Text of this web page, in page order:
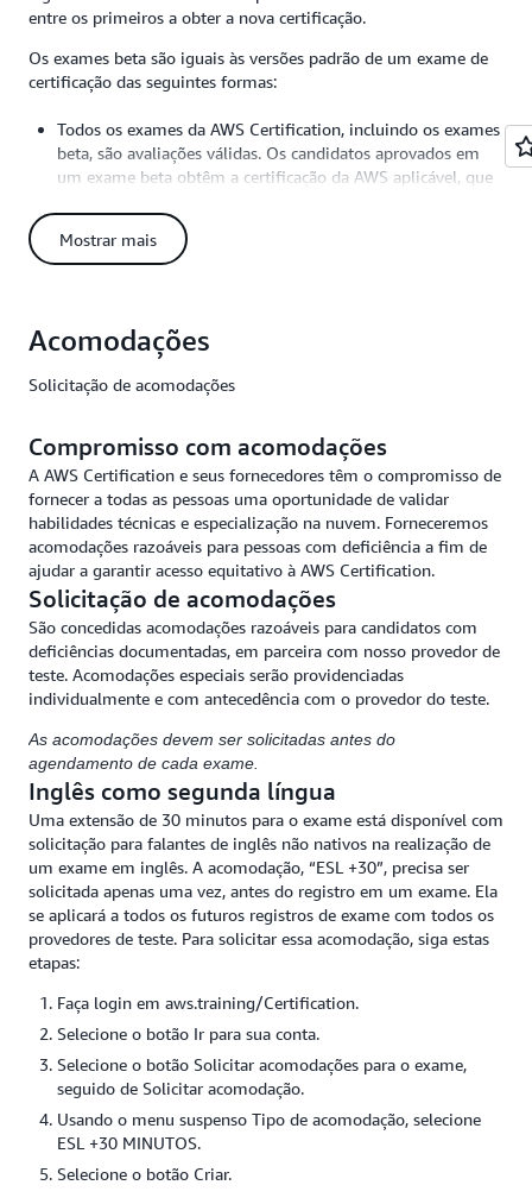
entre os primeiros a obter a nova certificação.
Os exames beta são iguais às versões padrão de um exame de
certificação das seguintes formas:
Todos os exames da AWS Certification, incluindo os exames
beta, são avaliações válidas. Os candidatos aprovados em
um exame beta obtêm a certificação da AWS aplicável, que
Todos os exames da AWS Certification, incluindo os exames
beta, são pontuados de acordo com um padrão mínimo de
certificação.
As PMEs analisam todo o conteúdo do exame de
certificação da AWS, incluindo o conteúdo que aparece nos
Os resultados do exame de certificação da AWS, incluindo
os resultados de exames beta, estarão disponíveis em até
cinco dias úteis após a conclusão do exame. Você pode
acessar os resultados em suaconta da AWS Certification
em Histórico de exames.
Os exames beta são diferentes das versões padrão de um
exame de certificação das seguintes formas:
Um exame beta contém mais perguntas totais e mais
perguntas pontuadas do que a versão padrão do mesmo
exame.
(geralmente de 1 a 3 meses).
Os exames beta são oferecidos com desconto sobre os
preços padrão do exame.
Os candidatos ao exame beta só podem fazer a versão beta
uma vez. Se quiserem refazer o exame, deverão esperar até
que a versão padrão do exame esteja disponível ao público
em geral.
Mostrar mais
Acomodações
Solicitação de acomodações
Compromisso com acomodações
A AWS Certification e seus fornecedores têm o compromisso de
fornecer a todas as pessoas uma oportunidade de validar
habilidades técnicas e especialização na nuvem. Forneceremos
acomodações razoáveis para pessoas com deficiência a fim de
ajudar a garantir acesso equitativo à AWS Certification.
Solicitação de acomodações
São concedidas acomodações razoáveis para candidatos com
deficiências documentadas, em parceira com nosso provedor de
teste. Acomodações especiais serão providenciadas
individualmente e com antecedência com o provedor do teste.
As acomodações devem ser solicitadas antes do
agendamento de cada exame.
Inglês como segunda língua
Uma extensão de 30 minutos para o exame está disponível com
solicitação para falantes de inglês não nativos na realização de
um exame em inglês. A acomodação, “ESL +30”, precisa ser
solicitada apenas uma vez, antes do registro em um exame. Ela
se aplicará a todos os futuros registros de exame com todos os
provedores de teste. Para solicitar essa acomodação, siga estas
etapas:
Faça login em aws.training/Certification.
Selecione o botão Ir para sua conta.
Selecione o botão Solicitar acomodações para o exame,
seguido de Solicitar acomodação.
Usando o menu suspenso Tipo de acomodação, selecione
ESL +30 MINUTOS.
Selecione o botão Criar.